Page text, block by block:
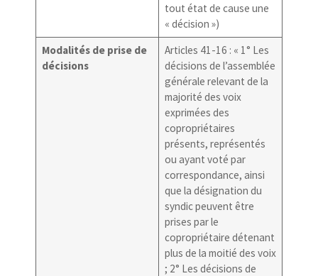
tout état de cause une
« décision »)
Modalités de prise de
décisions
Articles 41-16 : « 1° Les
décisions de l’assemblée
générale relevant de la
majorité des voix
exprimées des
copropriétaires
présents, représentés
ou ayant voté par
correspondance, ainsi
que la désignation du
syndic peuvent être
prises par le
copropriétaire détenant
plus de la moitié des voix
; 2° Les décisions de